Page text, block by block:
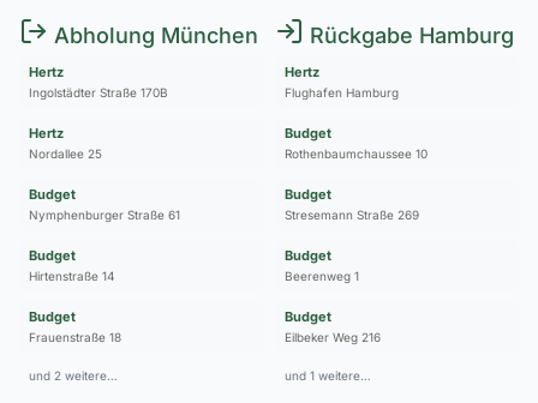
Abholung München
Hertz
Ingolstädter Straße 170B
Hertz
Nordallee 25
Budget
Nymphenburger Straße 61
Budget
Hirtenstraße 14
Budget
Frauenstraße 18
und 2 weitere…
Rückgabe Hamburg
Hertz
Flughafen Hamburg
Budget
Rothenbaumchaussee 10
Budget
Stresemann Straße 269
Budget
Beerenweg 1
Budget
Eilbeker Weg 216
und 1 weitere…